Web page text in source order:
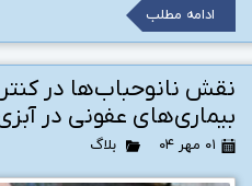
ادامه مطلب
نقش نانوحباب‌ها در
بیماری‌های عفونی در
۰۱ مهر ۰۴ بلاگ